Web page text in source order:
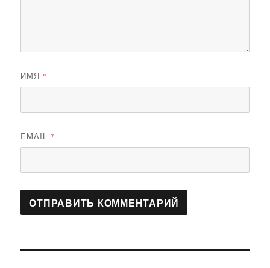
ИМЯ *
EMAIL *